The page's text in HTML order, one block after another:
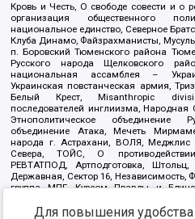
Кровь и Честь, О свободе совести и о
организация общественного
национальное единство, Северное
Клуба Динамо, Файзрахманисты,
п. Боровский Тюменского района
Русского народа Щелковского
национальная ассамблея –
Украинская повстанческая армия,
Белый Крест, Misanthropic
последователей инглиизма,
Этнополитическое объединение
объединение Атака, Мечеть
народа г. Астрахани, ВОЛЯ, Меджлис
Севера, ТОЙС, О противодействии
РЕВТАТПОД, Артподготовка,
Державная, Сектор 16,
группа МПГ, Курсом Правды и
Благотворительный пансионат Ак
Для повышения